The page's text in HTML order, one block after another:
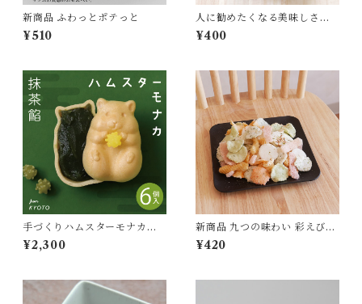
新商品 ふわっとポテっと
¥510
人に勧めたくなる美味しさ
「ぱりぱり塩そら豆せんべ
い」
¥400
手づくりハムスターモナカ抹
茶 (6個入り抹茶餡)
¥2,300
新商品 九つの味わい 彩えびせ
ん
¥420